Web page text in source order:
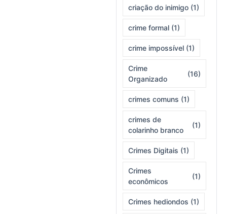
criação do inimigo (1)
crime formal (1)
crime impossível (1)
Crime
Organizado
(16)
crimes comuns (1)
crimes de
colarinho branco
(1)
Crimes Digitais (1)
Crimes
econômicos
(1)
Crimes hediondos (1)